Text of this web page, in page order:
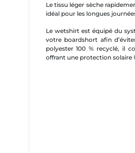
Le tissu léger sèche
idéal pour les longues
Le wetshirt est équipé du
votre boardshort afin
polyester 100 % recyclé, il
offrant une protection solaire